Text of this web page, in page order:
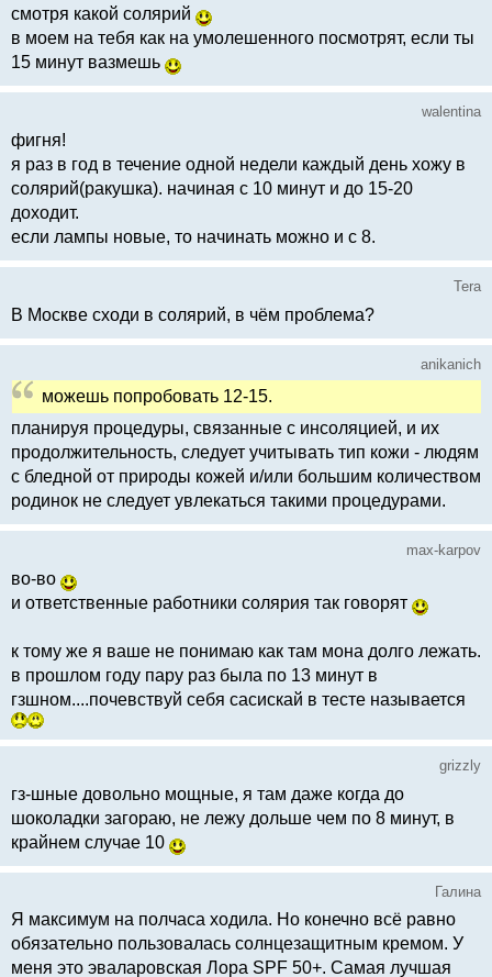
смотря какой солярий
в моем на тебя как на умолешенного посмотрят, если ты
15 минут вазмешь
walentina
фигня!
я раз в год в течение одной недели каждый день хожу в
солярий(ракушка). начиная с 10 минут и до 15-20
доходит.
если лампы новые, то начинать можно и с 8.
Tera
В Москве сходи в солярий, в чём проблема?
anikanich
можешь попробовать 12-15.
планируя процедуры, связанные с инсоляцией, и их
продолжительность, следует учитывать тип кожи - людям
с бледной от природы кожей и/или большим количеством
родинок не следует увлекаться такими процедурами.
max-karpov
во-во
и ответственные работники солярия так говорят
к тому же я ваше не понимаю как там мона долго лежать.
в прошлом году пару раз была по 13 минут в
гзшном....почевствуй себя сасискай в тесте называется
grizzly
гз-шные довольно мощные, я там даже когда до
шоколадки загораю, не лежу дольше чем по 8 минут, в
крайнем случае 10
Галина
Я максимум на полчаса ходила. Но конечно всё равно
обязательно пользовалась солнцезащитным кремом. У
меня это эваларовская Лора SРF 50+. Самая лучшая